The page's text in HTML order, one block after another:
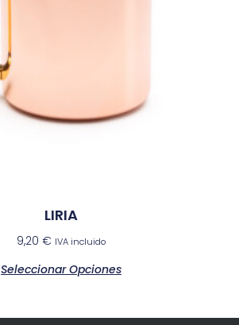
LIRIA
9,20 € IVA incluido
Seleccionar Opciones